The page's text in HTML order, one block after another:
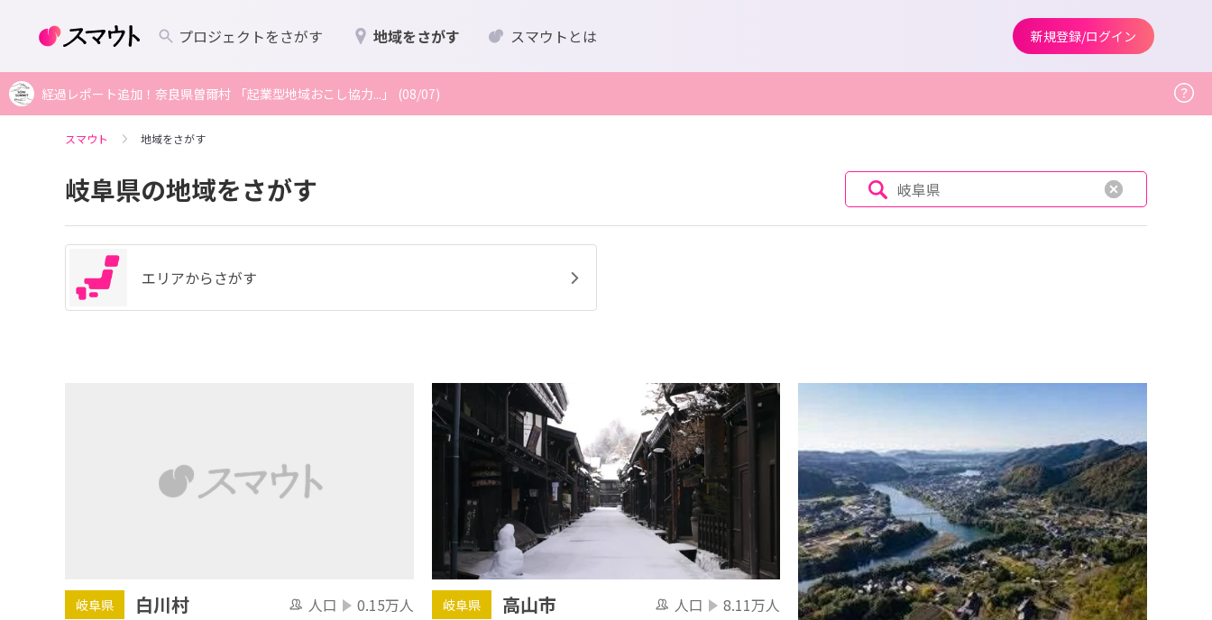
プロジェクトをさがす 地域をさがす スマウトとは 新規登録/ログイン
経過レポート追加！奈良県曽爾村 「起業型地域おこし協力...」 (08/07)
スマウト 地域をさがす
岐阜県の地域をさがす 岐阜県
エリアからさがす
岐阜県 白川村 人口 0.15万人 岐阜県 高山市 人口 8.11万人